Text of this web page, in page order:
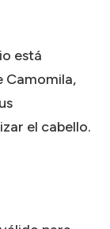
está
Camomila,
el cabello.